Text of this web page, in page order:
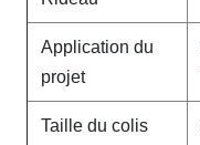
Application du
projet
Taille du colis